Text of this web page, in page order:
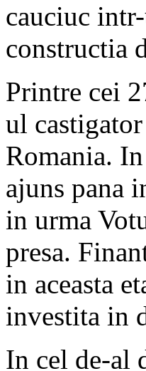
cauciuc
constructia
Printre cei
ul
Romania.
ajuns pana
in urma
presa.
in aceasta
investita in
In cel de-al